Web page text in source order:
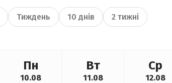
Тиждень 10 днів 2 тижні
Пн
10.08
Вт
11.08
Ср
12.08